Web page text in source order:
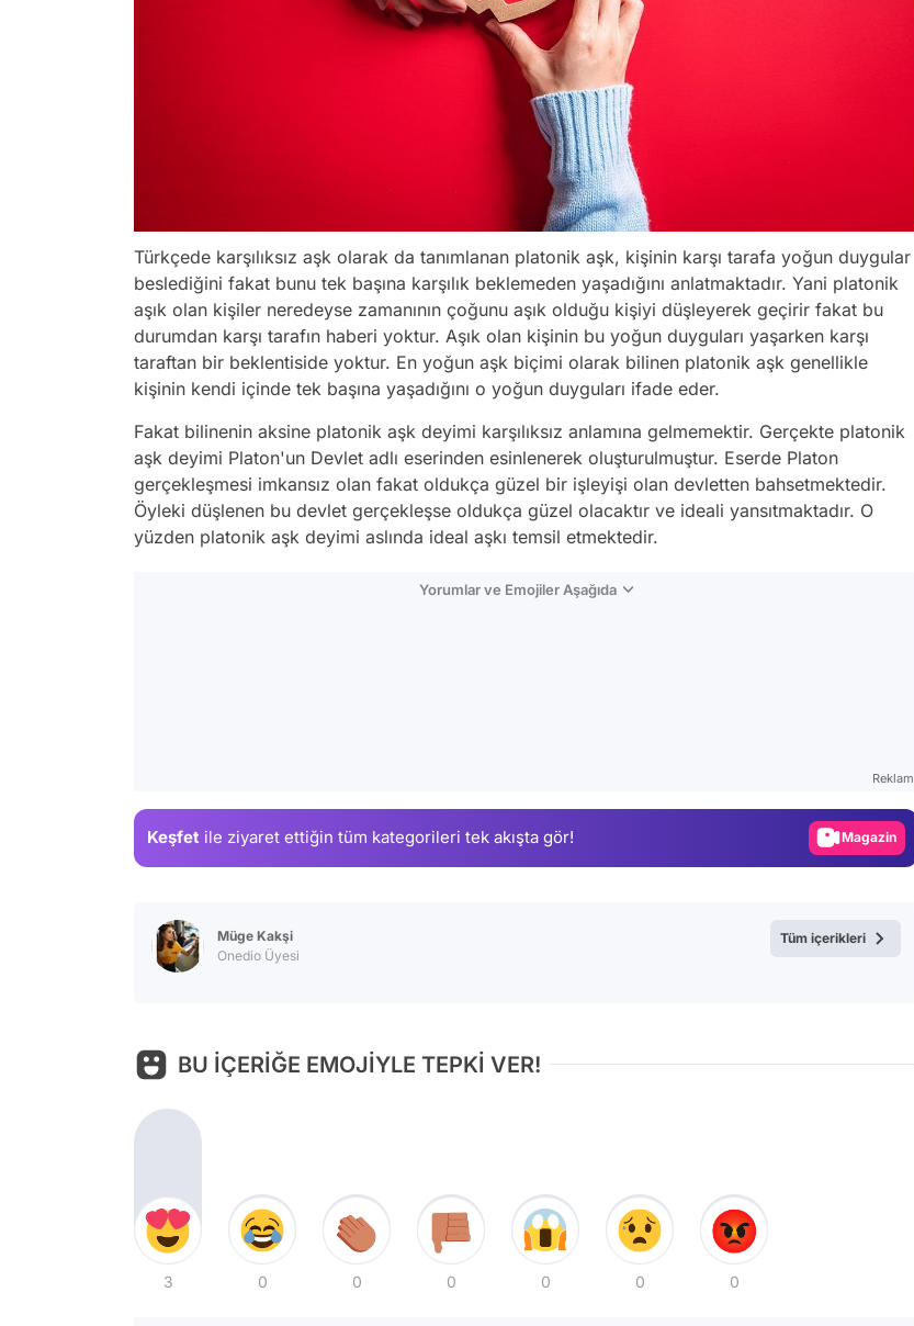
Türkçede karşılıksız aşk olarak da tanımlanan platonik aşk, kişinin karşı tarafa yoğun duygular
beslediğini fakat bunu tek başına karşılık beklemeden yaşadığını anlatmaktadır. Yani platonik
aşık olan kişiler neredeyse zamanının çoğunu aşık olduğu kişiyi düşleyerek geçirir fakat bu
durumdan karşı tarafın haberi yoktur. Aşık olan kişinin bu yoğun duyguları yaşarken karşı
taraftan bir beklentiside yoktur. En yoğun aşk biçimi olarak bilinen platonik aşk genellikle
kişinin kendi içinde tek başına yaşadığını o yoğun duyguları ifade eder.
Fakat bilinenin aksine platonik aşk deyimi karşılıksız anlamına gelmemektir. Gerçekte platonik
aşk deyimi Platon'un Devlet adlı eserinden esinlenerek oluşturulmuştur. Eserde Platon
gerçekleşmesi imkansız olan fakat oldukça güzel bir işleyişi olan devletten bahsetmektedir.
Öyleki düşlenen bu devlet gerçekleşse oldukça güzel olacaktır ve ideali yansıtmaktadır. O
yüzden platonik aşk deyimi aslında ideal aşkı temsil etmektedir.
Yorumlar ve Emojiler Aşağıda
Reklam
Keşfet ile ziyaret ettiğin tüm kategorileri tek akışta gör! Magazin
Müge Kakşi
Onedio Üyesi
Tüm içerikleri
BU İÇERİĞE EMOJİYLE TEPKİ VER!
3 0 0 0 0 0 0